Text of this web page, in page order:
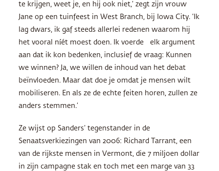
te krijgen, weet je, en hij ook niet,’ zegt zijn vrouw
Jane op een tuinfeest in West Branch, bij Iowa City. ‘Ik
lag dwars, ik gaf steeds allerlei redenen waarom hij
het vooral níét moest doen. Ik voerde elk argument
aan dat ik kon bedenken, inclusief de vraag: Kunnen
we winnen? Ja, we willen de inhoud van het debat
beïnvloeden. Maar dat doe je omdat je mensen wilt
mobiliseren. En als ze de echte feiten horen, zullen ze
anders stemmen.’
Ze wijst op Sanders’ tegenstander in de
Senaatsverkiezingen van 2006: Richard Tarrant, een
van de rijkste mensen in Vermont, die 7 miljoen dollar
in zijn campagne stak en toch met een marge van 33